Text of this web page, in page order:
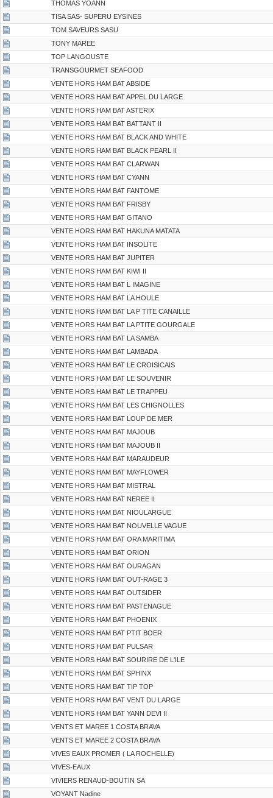
THOMAS YOANN
TISA SAS- SUPERU EYSINES
TOM SAVEURS SASU
TONY MAREE
TOP LANGOUSTE
TRANSGOURMET SEAFOOD
VENTE HORS HAM BAT ABSIDE
VENTE HORS HAM BAT APPEL DU LARGE
VENTE HORS HAM BAT ASTERIX
VENTE HORS HAM BAT BATTANT II
VENTE HORS HAM BAT BLACK AND WHITE
VENTE HORS HAM BAT BLACK PEARL II
VENTE HORS HAM BAT CLARWAN
VENTE HORS HAM BAT CYANN
VENTE HORS HAM BAT FANTOME
VENTE HORS HAM BAT FRISBY
VENTE HORS HAM BAT GITANO
VENTE HORS HAM BAT HAKUNA MATATA
VENTE HORS HAM BAT INSOLITE
VENTE HORS HAM BAT JUPITER
VENTE HORS HAM BAT KIWI II
VENTE HORS HAM BAT L IMAGINE
VENTE HORS HAM BAT LA HOULE
VENTE HORS HAM BAT LA P TITE CANAILLE
VENTE HORS HAM BAT LA PTITE GOURGALE
VENTE HORS HAM BAT LA SAMBA
VENTE HORS HAM BAT LAMBADA
VENTE HORS HAM BAT LE CROISICAIS
VENTE HORS HAM BAT LE SOUVENIR
VENTE HORS HAM BAT LE TRAPPEU
VENTE HORS HAM BAT LES CHIGNOLLES
VENTE HORS HAM BAT LOUP DE MER
VENTE HORS HAM BAT MAJOUB
VENTE HORS HAM BAT MAJOUB II
VENTE HORS HAM BAT MARAUDEUR
VENTE HORS HAM BAT MAYFLOWER
VENTE HORS HAM BAT MISTRAL
VENTE HORS HAM BAT NEREE II
VENTE HORS HAM BAT NIOULARGUE
VENTE HORS HAM BAT NOUVELLE VAGUE
VENTE HORS HAM BAT ORA MARITIMA
VENTE HORS HAM BAT ORION
VENTE HORS HAM BAT OURAGAN
VENTE HORS HAM BAT OUT-RAGE 3
VENTE HORS HAM BAT OUTSIDER
VENTE HORS HAM BAT PASTENAGUE
VENTE HORS HAM BAT PHOENIX
VENTE HORS HAM BAT PTIT BOER
VENTE HORS HAM BAT PULSAR
VENTE HORS HAM BAT SOURIRE DE L'ILE
VENTE HORS HAM BAT SPHINX
VENTE HORS HAM BAT TIP TOP
VENTE HORS HAM BAT VENT DU LARGE
VENTE HORS HAM BAT YANN DEVI II
VENTS ET MAREE 1 COSTA BRAVA
VENTS ET MAREE 2 COSTA BRAVA
VIVES EAUX PROMER ( LA ROCHELLE)
VIVES-EAUX
VIVIERS RENAUD-BOUTIN SA
VOYANT Nadine